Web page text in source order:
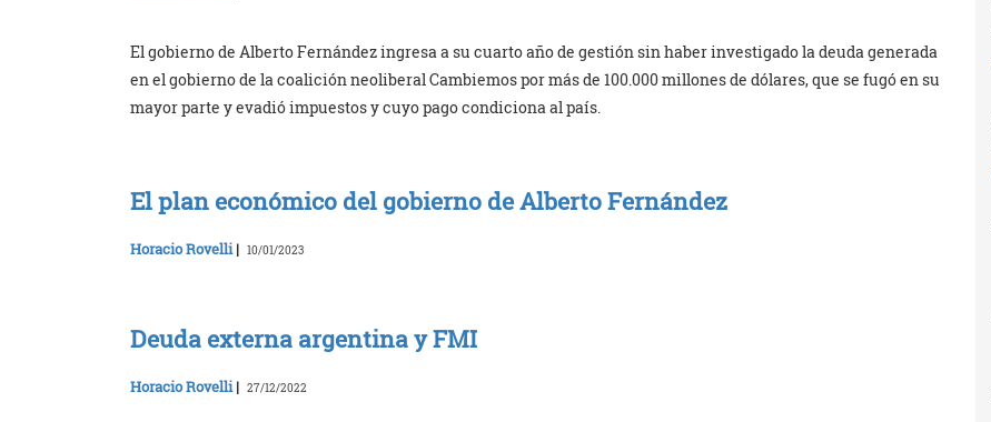
El gobierno de Alberto Fernández ingresa a su cuarto año de gestión sin haber investigado la deuda generada
en el gobierno de la coalición neoliberal Cambiemos por más de 100.000 millones de dólares, que se fugó en su
mayor parte y evadió impuestos y cuyo pago condiciona al país.
El plan económico del gobierno de Alberto Fernández
Horacio Rovelli| 10/01/2023
Deuda externa argentina y FMI
Horacio Rovelli| 27/12/2022